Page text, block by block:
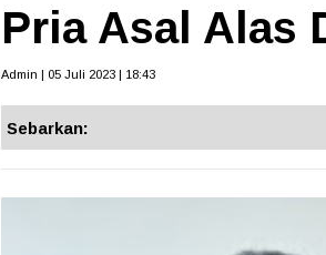
Pria Asal Alas
Admin | 05 Juli 2023 | 18:43
Sebarkan: